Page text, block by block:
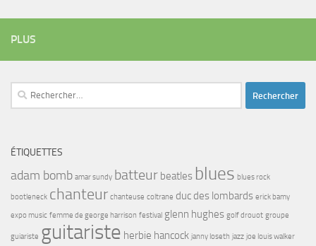
PLUS
Rechercher :
ÉTIQUETTES
adam bomb amar sundy batteur beatles blues blues rock
bootleneck chanteur chanteuse coltrane duc des lombards erick bamy
expo music femme de george harrison festival glenn hughes golf drouot groupe
guiariste guitariste herbie hancock janny loseth jazz joe louis walker